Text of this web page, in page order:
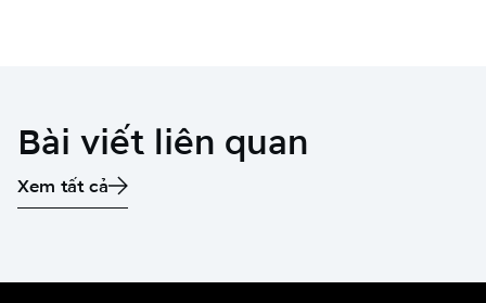
Bài viết liên quan
Xem tất cả